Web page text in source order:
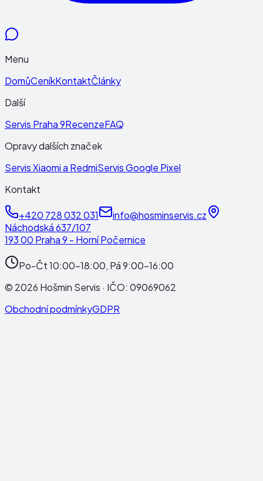
Menu
DomůCeníkKontaktČlánky
Další
Servis Praha 9RecenzeFAQ
Opravy dalších značek
Servis Xiaomi a RedmiServis Google Pixel
Kontakt
+420 728 032 031
info@hosminservis.cz
Náchodská 637/107
193 00 Praha 9 - Horní Počernice
Po-Čt 10:00-18:00, Pá 9:00-16:00
© 2026 Hošmin Servis · IČO: 09069062
Obchodní podmínkyGDPR